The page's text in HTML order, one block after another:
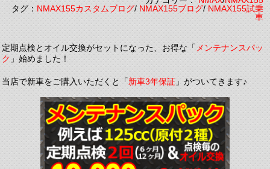
タグ：NMAX155カスタムブログ/NMAX155ブログ/NMAX155試乗
車
定期点検とオイル交換がセットになった、お得な「メンテナンスパッ
ク」始めました！
当店で新車をご購入いただくと「新車3年保証」がついてきます♪